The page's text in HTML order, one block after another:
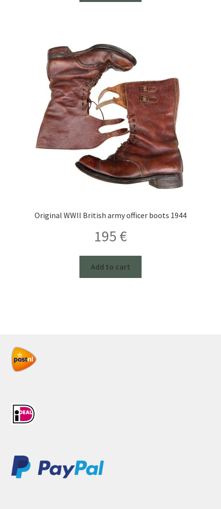
Original WWII British army officer boots 1944
195 €
Add to cart